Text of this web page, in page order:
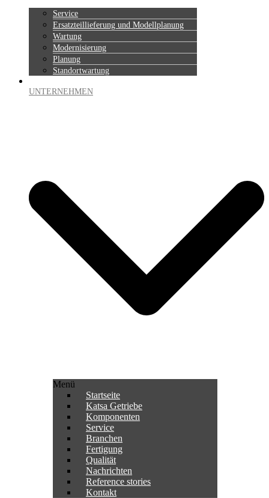
Service
Ersatzteillieferung und Modellplanung
Wartung
Modernisierung
Planung
Standortwartung
UNTERNEHMEN
Menü
Startseite
Katsa Getriebe
Komponenten
Service
Branchen
Fertigung
Qualität
Nachrichten
Reference stories
Kontakt